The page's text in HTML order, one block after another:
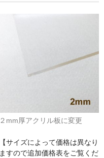
２mm厚アクリル板に変更
【サイズによって価格は異なり
ますので追加価格表をご覧くだ